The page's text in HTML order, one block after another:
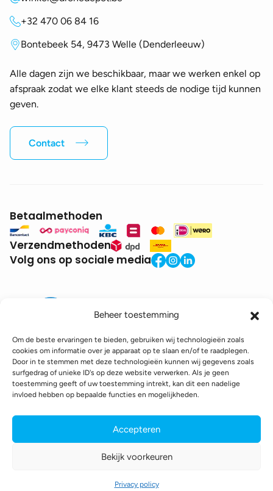
Beheer toestemming
Om de beste ervaringen te bieden, gebruiken wij technologieën zoals
cookies om informatie over je apparaat op te slaan en/of te raadplegen.
Door in te stemmen met deze technologieën kunnen wij gegevens zoals
surfgedrag of unieke ID's op deze website verwerken. Als je geen
toestemming geeft of uw toestemming intrekt, kan dit een nadelige
invloed hebben op bepaalde functies en mogelijkheden.
Accepteren
Bekijk voorkeuren
Privacy policy
+32 470 06 84 16
Bontebeek 54, 9473 Welle (Denderleeuw)
Alle dagen zijn we beschikbaar, maar we werken enkel op
afspraak zodat we elke klant steeds de nodige tijd kunnen
geven.
Contact
Betaalmethoden
Verzendmethoden
Volg ons op sociale media
BTW: BE0771.941.935
© 2025 DroneDepot. Alle rechten voorbehouden.
Toegankelijkheidsverklaring
webshop gemaakt doorconversal